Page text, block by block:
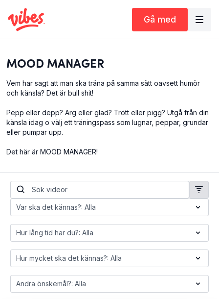
Gå med
MOOD MANAGER
Vem har sagt att man ska träna på samma sätt oavsett humör
och känsla? Det är bull shit!
Pepp eller depp? Arg eller glad? Trött eller pigg? Utgå från din
känsla idag o välj ett träningspass som lugnar, peppar, grundar
eller pumpar upp.
Det här är MOOD MANAGER!